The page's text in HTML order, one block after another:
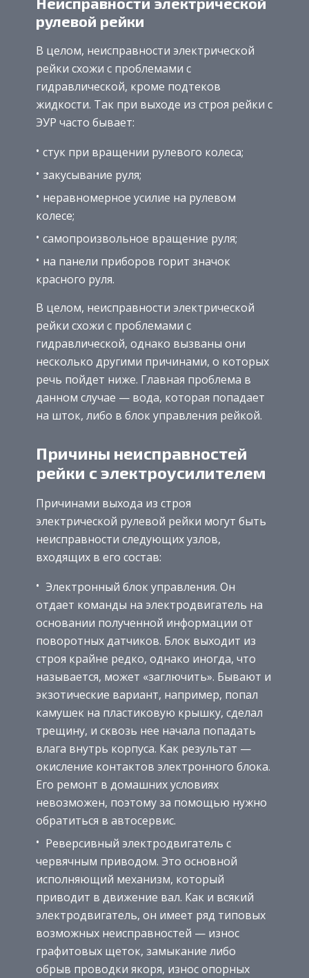
рулевой рейки
В целом, неисправности электрической
рейки схожи с проблемами с
гидравлической, кроме подтеков
жидкости. Так при выходе из строя рейки с
ЭУР часто бывает:
стук при вращении рулевого колеса;
закусывание руля;
неравномерное усилие на рулевом
колесе;
самопроизвольное вращение руля;
на панели приборов горит значок
красного руля.
В целом, неисправности электрической
рейки схожи с проблемами с
гидравлической, однако вызваны они
несколько другими причинами, о которых
речь пойдет ниже. Главная проблема в
данном случае — вода, которая попадает
на шток, либо в блок управления рейкой.
Причины неисправностей
рейки с электроусилителем
Причинами выхода из строя
электрической рулевой рейки могут быть
неисправности следующих узлов,
входящих в его состав:
Электронный блок управления. Он
отдает команды на электродвигатель на
основании полученной информации от
поворотных датчиков. Блок выходит из
строя крайне редко, однако иногда, что
называется, может «заглючить». Бывают и
экзотические вариант, например, попал
камушек на пластиковую крышку, сделал
трещину, и сквозь нее начала попадать
влага внутрь корпуса. Как результат —
окисление контактов электронного блока.
Его ремонт в домашних условиях
невозможен, поэтому за помощью нужно
обратиться в автосервис.
Реверсивный электродвигатель с
червячным приводом. Это основной
исполняющий механизм, который
приводит в движение вал. Как и всякий
электродвигатель, он имеет ряд типовых
возможных неисправностей — износ
графитовых щеток, замыкание либо
обрыв проводки якоря, износ опорных